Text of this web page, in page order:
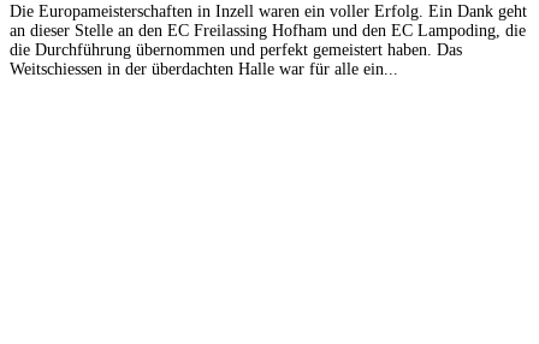
Die Europameisterschaften in Inzell waren ein voller Erfolg. Ein Dank geht
an dieser Stelle an den EC Freilassing Hofham und den EC Lampoding, die
die Durchführung übernommen und perfekt gemeistert haben. Das
Weitschiessen in der überdachten Halle war für alle ein...